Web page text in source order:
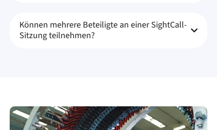
Können mehrere Beteiligte an einer SightCall-
Sitzung teilnehmen?